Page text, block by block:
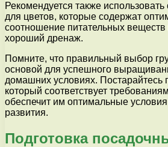
Рекомендуется также
для цветов, которые содержат
соотношение питательных
хороший дренаж.
Помните, что правильный выбор
основой для успешного
домашних условиях. Постарайтесь
который соответствует
обеспечит им оптимальные
развития.
Подготовка